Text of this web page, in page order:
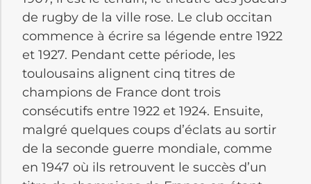
de rugby de la ville rose. Le club occitan
commence à écrire sa légende entre 1922
et 1927. Pendant cette période, les
toulousains alignent cinq titres de
champions de France dont trois
consécutifs entre 1922 et 1924. Ensuite,
malgré quelques coups d’éclats au sortir
de la seconde guerre mondiale, comme
en 1947 où ils retrouvent le succès d’un